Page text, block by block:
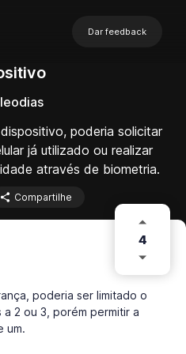
Dar feedback
poderia solicitar
já utilizado ou realizar
através de biometria.
Compartilhe
4
poderia ser limitado o
2 ou 3, porém permitir a
um.